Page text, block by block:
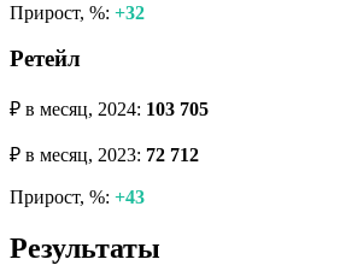
Прирост, %: +32
Ретейл
₽ в месяц, 2024: 103 705
₽ в месяц, 2023: 72 712
Прирост, %: +43
Результаты